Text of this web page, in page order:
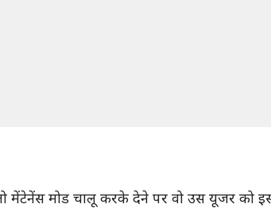
मेंटेनेंस मोड चालू करके देने पर वो उस यूजर को